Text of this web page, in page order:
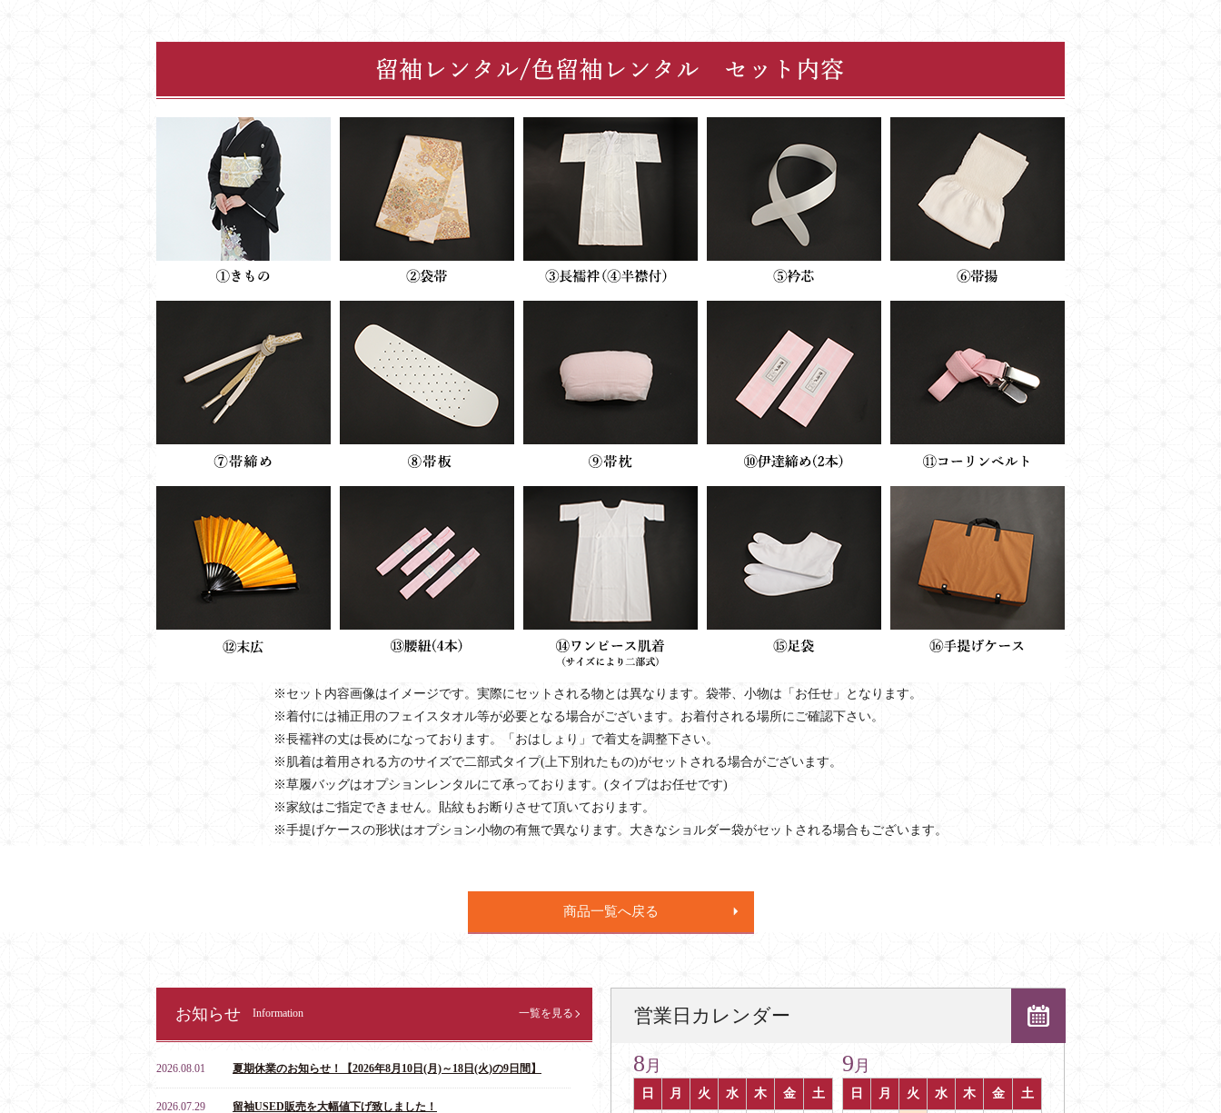
※セット内容画像はイメージです。実際にセットされる物とは異なります。袋帯、小物は「お任せ」となります。
※着付には補正用のフェイスタオル等が必要となる場合がございます。お着付される場所にご確認下さい。
※長襦袢の丈は長めになっております。「おはしょり」で着丈を調整下さい。
※肌着は着用される方のサイズで二部式タイプ(上下別れたもの)がセットされる場合がございます。
※草履バッグはオプションレンタルにて承っております。(タイプはお任せです)
※家紋はご指定できません。貼紋もお断りさせて頂いております。
※手提げケースの形状はオプション小物の有無で異なります。大きなショルダー袋がセットされる場合もございます。
商品一覧へ戻る
営業日カレンダー
8 月
日 月 火 水 木 金 土
9 月
日 月 火 水 木 金 土
お知らせ Information 一覧を見る
2026.08.01 夏期休業のお知らせ！【2026年8月10日(月)～18日(火)の9日間】
2026.07.29 留袖USED販売を大幅値下げ致しました！